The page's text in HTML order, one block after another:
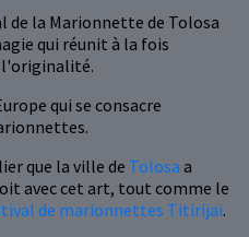
de la Marionnette de Tolosa
qui réunit à la fois
qui se consacre
que la ville de Tolosa a
avec cet art, tout comme le
de marionnettes Titirijai.